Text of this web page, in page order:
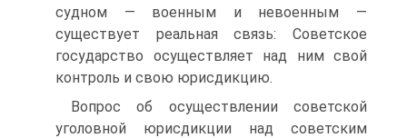
судном — военным и невоенным —
существует реальная связь: Советское
государство осуществляет над ним свой
контроль и свою юрисдикцию.
Вопрос об осуществлении советской
уголовной юрисдикции над советским